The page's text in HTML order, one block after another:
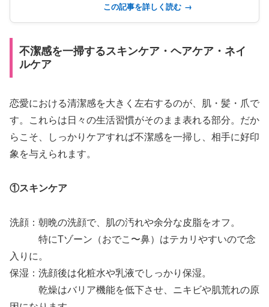
この記事を詳しく読む →
不潔感を一掃するスキンケア・ヘアケア・ネイ
ルケア
恋愛における清潔感を大きく左右するのが、肌・髪・爪で
す。これらは日々の生活習慣がそのまま表れる部分。だか
らこそ、しっかりケアすれば不潔感を一掃し、相手に好印
象を与えられます。
①スキンケア
洗顔：朝晩の洗顔で、肌の汚れや余分な皮脂をオフ。
特にTゾーン（おでこ〜鼻）はテカリやすいので念
入りに。
保湿：洗顔後は化粧水や乳液でしっかり保湿。
乾燥はバリア機能を低下させ、ニキビや肌荒れの原